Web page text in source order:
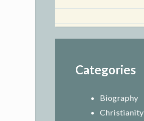
Categories
Biography
Christianity